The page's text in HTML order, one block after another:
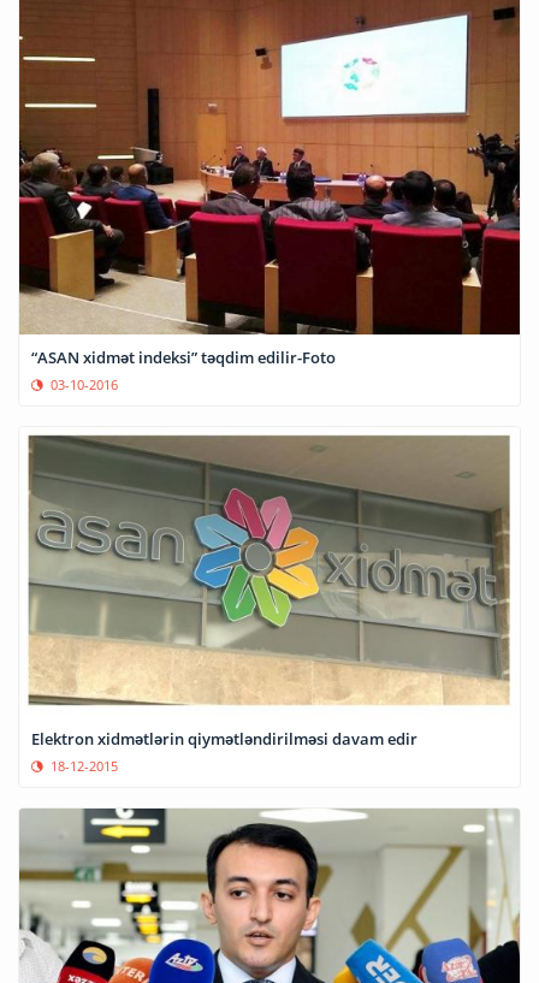
“ASAN xidmət indeksi” təqdim edilir-Foto
03-10-2016
Elektron xidmətlərin qiymətləndirilməsi davam edir
18-12-2015